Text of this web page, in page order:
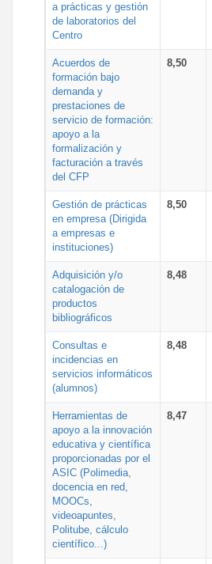
a prácticas y gestión
de laboratorios del
Centro
Acuerdos de
formación bajo
demanda y
prestaciones de
servicio de formación:
apoyo a la
formalización y
facturación a través
del CFP
8,50
Gestión de prácticas
en empresa (Dirigida
a empresas e
instituciones)
8,50
Adquisición y/o
catalogación de
productos
bibliográficos
8,48
Consultas e
incidencias en
servicios informáticos
(alumnos)
8,48
Herramientas de
apoyo a la innovación
educativa y científica
proporcionadas por el
ASIC (Polimedia,
docencia en red,
MOOCs,
videoapuntes,
Politube, cálculo
científico...)
8,47